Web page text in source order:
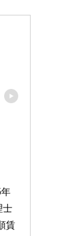
士
賃